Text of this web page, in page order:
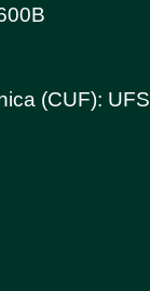
(CUF):